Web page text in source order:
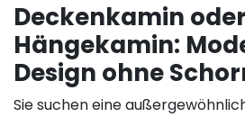
Deckenkamin oder
Hängekamin:
Design ohne
Sie suchen eine